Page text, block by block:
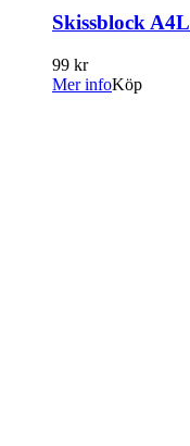
Skissblock A4L
99 kr
Mer infoKöp